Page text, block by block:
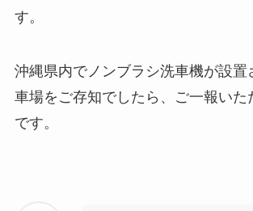
す。
沖縄県内でノンブラシ洗車機が設置
車場をご存知でしたら、ご一報いた
です。